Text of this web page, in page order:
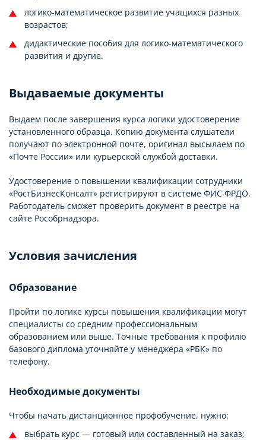
логико-математическое развитие учащихся разных
возрастов;
дидактические пособия для логико-математического
развития и другие.
Выдаваемые документы
Выдаем после завершения курса логики удостоверение
установленного образца. Копию документа слушатели
получают по электронной почте, оригинал высылаем по
«Почте России» или курьерской службой доставки.
Удостоверение о повышении квалификации сотрудники
«РостБизнесКонсалт» регистрируют в системе ФИС ФРДО.
Работодатель сможет проверить документ в реестре на
сайте Рособрнадзора.
Условия зачисления
Образование
Пройти по логике курсы повышения квалификации могут
специалисты со средним профессиональным
образованием или выше. Точные требования к профилю
базового диплома уточняйте у менеджера «РБК» по
телефону.
Необходимые документы
Чтобы начать дистанционное профобучение, нужно:
выбрать курс — готовый или составленный на заказ;